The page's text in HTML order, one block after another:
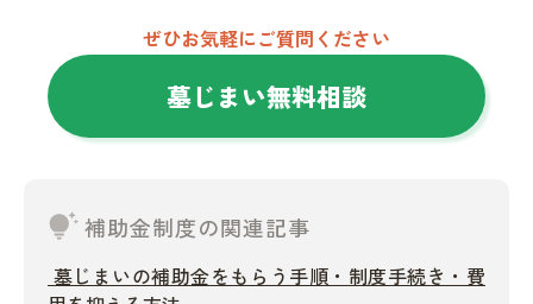
ぜひお気軽にご質問ください
墓じまい無料相談
tips_and_updates補助金制度の関連記事
墓じまいの補助金をもらう手順・制度手続き・費